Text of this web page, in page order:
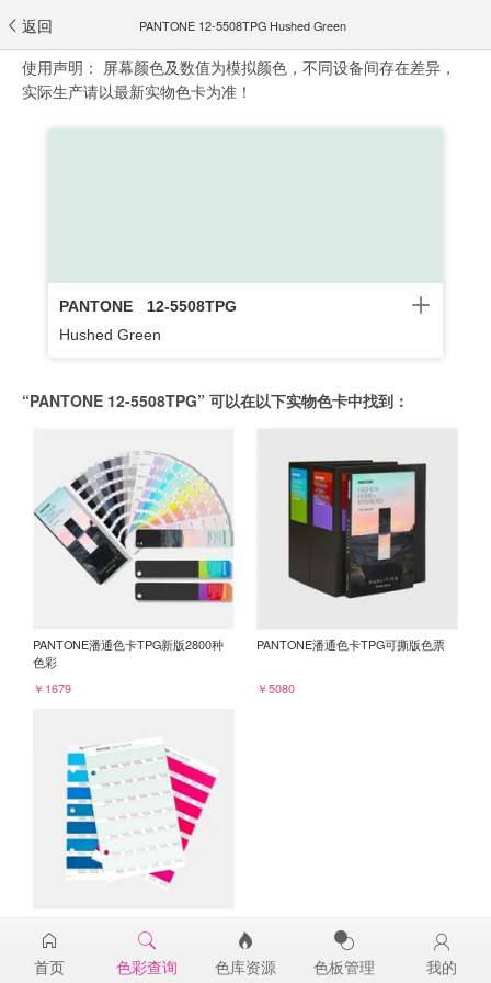
返回 PANTONE 12-5508TPG Hushed Green
使用声明： 屏幕颜色及数值为模拟颜色，不同设备间存在差异，
实际生产请以最新实物色卡为准！
PANTONE
12-5508TPG
Hushed Green
“PANTONE 12-5508TPG” 可以在以下实物色卡中找到：
PANTONE潘通色卡TPG新版2800种
色彩
￥1679
PANTONE潘通色卡TPG可撕版色票
￥5080
12-5508TPG
￥98
首页 色彩查询 色库资源 色板管理 我的